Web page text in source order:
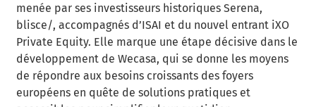
menée par ses investisseurs historiques Serena,
blisce/, accompagnés d’ISAI et du nouvel entrant iXO
Private Equity. Elle marque une étape décisive dans le
développement de Wecasa, qui se donne les moyens
de répondre aux besoins croissants des foyers
européens en quête de solutions pratiques et